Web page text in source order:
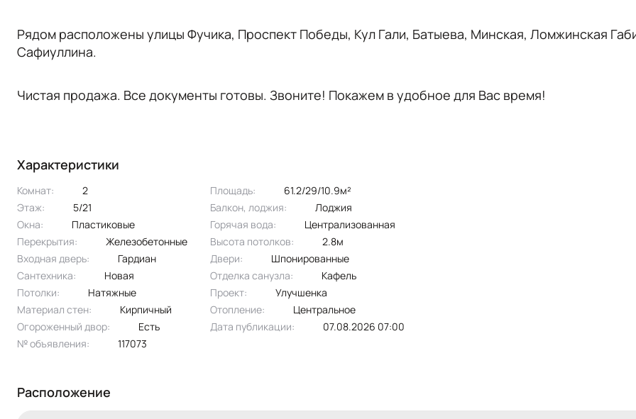
Рядом расположены улицы Фучика, Проспект Победы, Кул Гали, Батыева, Минская, Ломжинская
Сафиуллина.
Чистая продажа. Все документы готовы. Звоните! Покажем в удобное для Вас время!
Характеристики
Комнат: 2 Площадь:
61.2/29/10.9м²
Этаж:
5/21 Балкон, лоджия:
лоджия
Окна:
пластиковые Горячая вода:
централизованная
Перекрытия:
железобетонные Высота потолков:
2.8м
Входная дверь:
Гардиан Двери:
шпонированные
Сантехника:
новая Отделка санузла:
кафель
Потолки:
натяжные Проект:
улучшенка
Материал стен:
Кирпичный Отопление:
центральное
Огороженный двор:
Есть Дата публикации:
07.08.2026 07:00
№ объявления:
117073
Расположение